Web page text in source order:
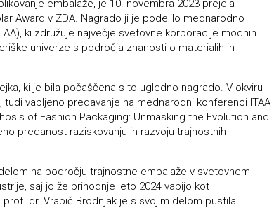
embalaže, je 10. novembra 2023 prejela
Award v ZDA. Nagrado ji je podelilo mednarodno
ki združuje največje svetovne korporacije modnih
univerze s področja znanosti o materialih in
ki je bila počaščena s to ugledno nagrado. V okviru
vabljeno predavanje na mednarodni konferenci ITAA
of Fashion Packaging: Unmasking the Evolution and
predanost raziskovanju in razvoju trajnostnih
na področju trajnostne embalaže v svetovnem
saj jo že prihodnje leto 2024 vabijo kot
dr. Vrabič Brodnjak je s svojim delom pustila